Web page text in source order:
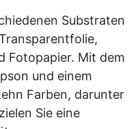
Substraten
Fotopapier. Mit dem
und einem
Farben, darunter
Sie eine